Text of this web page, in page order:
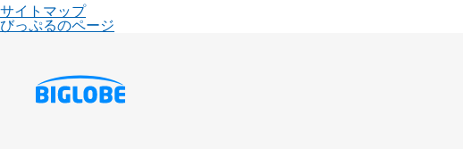
サイトマップ
びっぷるのページ